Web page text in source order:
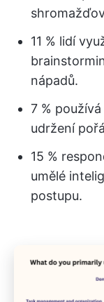
11 % lidí
nápadů.
7 %
udržení
15 %
umělé
postupu.